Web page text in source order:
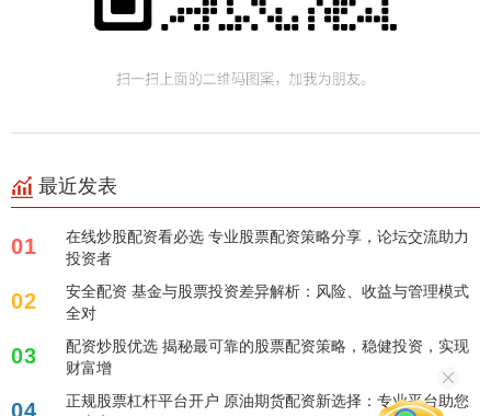
最近发表
01
在线炒股配资看必选 专业股票配资策略分享，论坛交流助力
投资者
02
安全配资 基金与股票投资差异解析：风险、收益与管理模式
全对
03
配资炒股优选 揭秘最可靠的股票配资策略，稳健投资，实现
财富增
04
正规股票杠杆平台开户 原油期货配资新选择：专业平台助您